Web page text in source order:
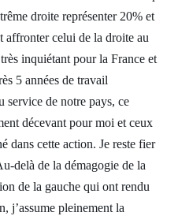
droite représenter 20% et
affronter celui de la droite au
inquiétant pour la France et
5 années de travail
service de notre pays, ce
décevant pour moi et ceux
dans cette action. Je reste fier
delà de la démagogie de la
de la gauche qui ont rendu
j’assume pleinement la